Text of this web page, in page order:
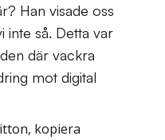
Han visade oss
inte så. Detta var
där vackra
mot digital
kopiera